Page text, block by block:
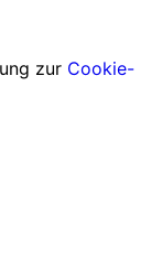
zur Cookie-